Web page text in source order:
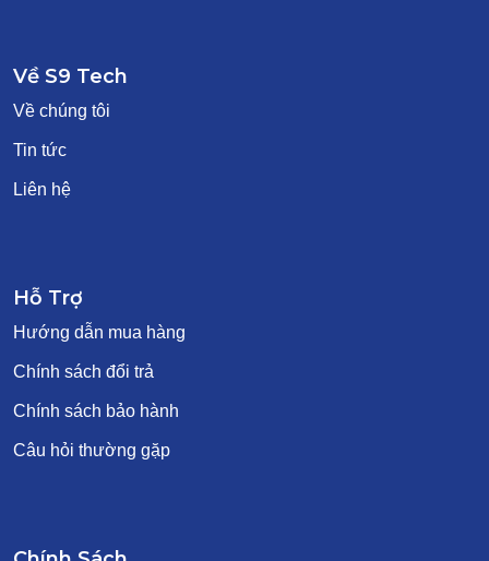
Về S9 Tech
Về chúng tôi
Tin tức
Liên hệ
Hỗ Trợ
Hướng dẫn mua hàng
Chính sách đổi trả
Chính sách bảo hành
Câu hỏi thường gặp